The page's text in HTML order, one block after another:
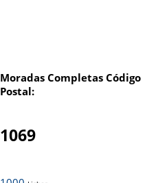
Moradas Completas Código
Postal:
1069